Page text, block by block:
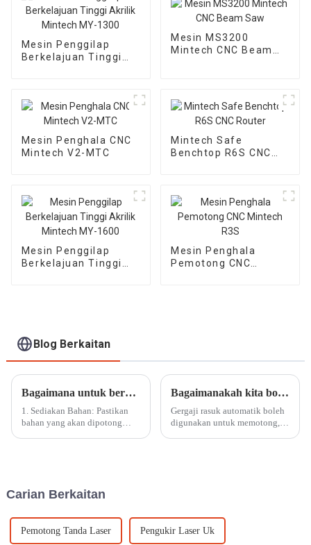
Mesin Penggilap
Berkelajuan Tinggi
Mesin MS3200
Mintech CNC Beam
Mesin Penghala CNC
Mintech V2-MTC
Mintech Safe
Benchtop R6S CNC
Mesin Penggilap
Berkelajuan Tinggi
Mesin Penghala
Pemotong CNC
Blog Berkaitan
Bagaimana untuk beroperasi dengan mesin pemotong laser CO2 berketepatan tinggi
1. Sediakan Bahan: Pastikan
bahan yang akan dipotong
Bagaimanakah kita boleh menggunakan gergaji rasuk automatik?
Gergaji rasuk automatik boleh
digunakan untuk memotong,
Carian Berkaitan
Pemotong Tanda Laser Pengukir Laser Uk